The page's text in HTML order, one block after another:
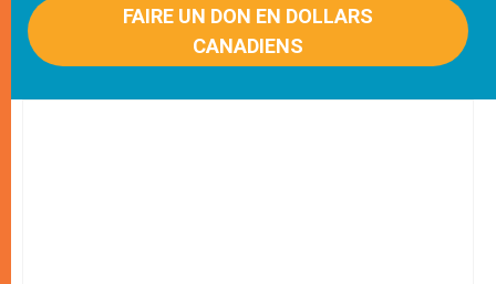
FAIRE UN DON EN DOLLARS
CANADIENS